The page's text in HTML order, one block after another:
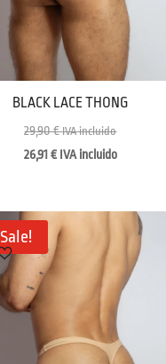
BLACK LACE THONG
29,90€ IVA incluido
26,91 € IVA incluido
Sale!